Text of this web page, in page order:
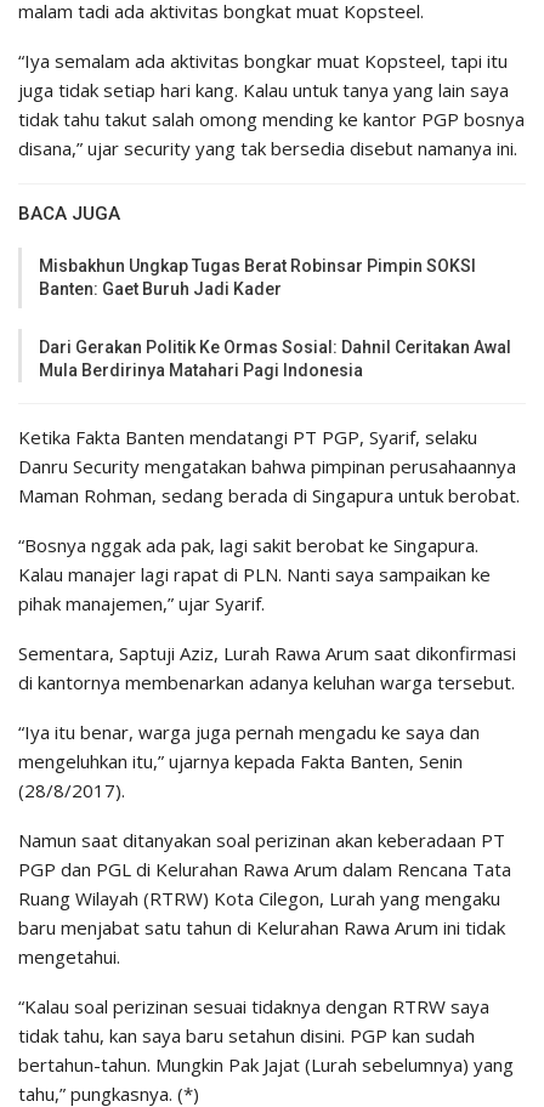
malam tadi ada aktivitas bongkat muat Kopsteel.
“Iya semalam ada aktivitas bongkar muat Kopsteel, tapi itu
juga tidak setiap hari kang. Kalau untuk tanya yang lain saya
tidak tahu takut salah omong mending ke kantor PGP bosnya
disana,” ujar security yang tak bersedia disebut namanya ini.
BACA JUGA
Misbakhun Ungkap Tugas Berat Robinsar Pimpin SOKSI
Banten: Gaet Buruh Jadi Kader
Dari Gerakan Politik Ke Ormas Sosial: Dahnil Ceritakan Awal
Mula Berdirinya Matahari Pagi Indonesia
Ketika Fakta Banten mendatangi PT PGP, Syarif, selaku
Danru Security mengatakan bahwa pimpinan perusahaannya
Maman Rohman, sedang berada di Singapura untuk berobat.
“Bosnya nggak ada pak, lagi sakit berobat ke Singapura.
Kalau manajer lagi rapat di PLN. Nanti saya sampaikan ke
pihak manajemen,” ujar Syarif.
Sementara, Saptuji Aziz, Lurah Rawa Arum saat dikonfirmasi
di kantornya membenarkan adanya keluhan warga tersebut.
“Iya itu benar, warga juga pernah mengadu ke saya dan
mengeluhkan itu,” ujarnya kepada Fakta Banten, Senin
(28/8/2017).
Namun saat ditanyakan soal perizinan akan keberadaan PT
PGP dan PGL di Kelurahan Rawa Arum dalam Rencana Tata
Ruang Wilayah (RTRW) Kota Cilegon, Lurah yang mengaku
baru menjabat satu tahun di Kelurahan Rawa Arum ini tidak
mengetahui.
“Kalau soal perizinan sesuai tidaknya dengan RTRW saya
tidak tahu, kan saya baru setahun disini. PGP kan sudah
bertahun-tahun. Mungkin Pak Jajat (Lurah sebelumnya) yang
tahu,” pungkasnya. (*)